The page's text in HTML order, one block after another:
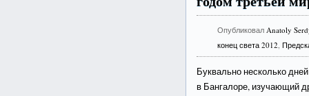
ОпубликовалAnatoly
конец света 2012,
Буквально несколько
в Бангалоре, изучающий